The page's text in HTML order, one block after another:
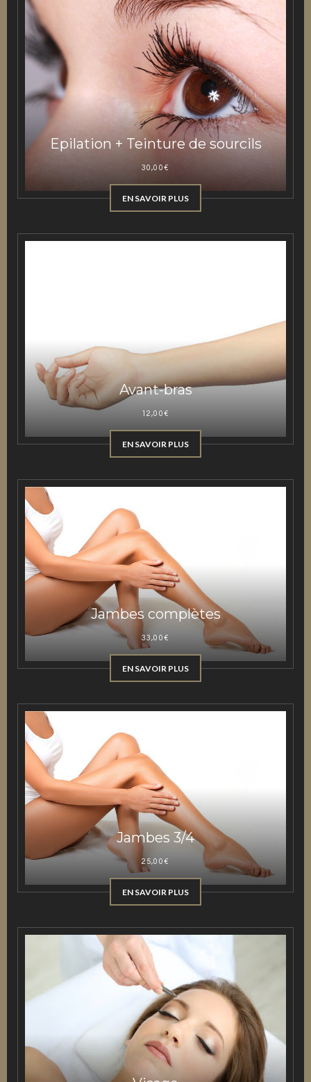
Epilation + Teinture de sourcils
30,00€
EN SAVOIR PLUS
Avant-bras
12,00€
EN SAVOIR PLUS
Jambes complètes
33,00€
EN SAVOIR PLUS
Jambes 3/4
25,00€
EN SAVOIR PLUS